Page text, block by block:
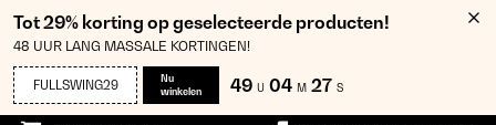
Tot 29% korting op geselecteerde producten!
48 UUR LANG MASSALE KORTINGEN!
FULLSWING29
Nu
winkelen
49 U 04 M 27 S